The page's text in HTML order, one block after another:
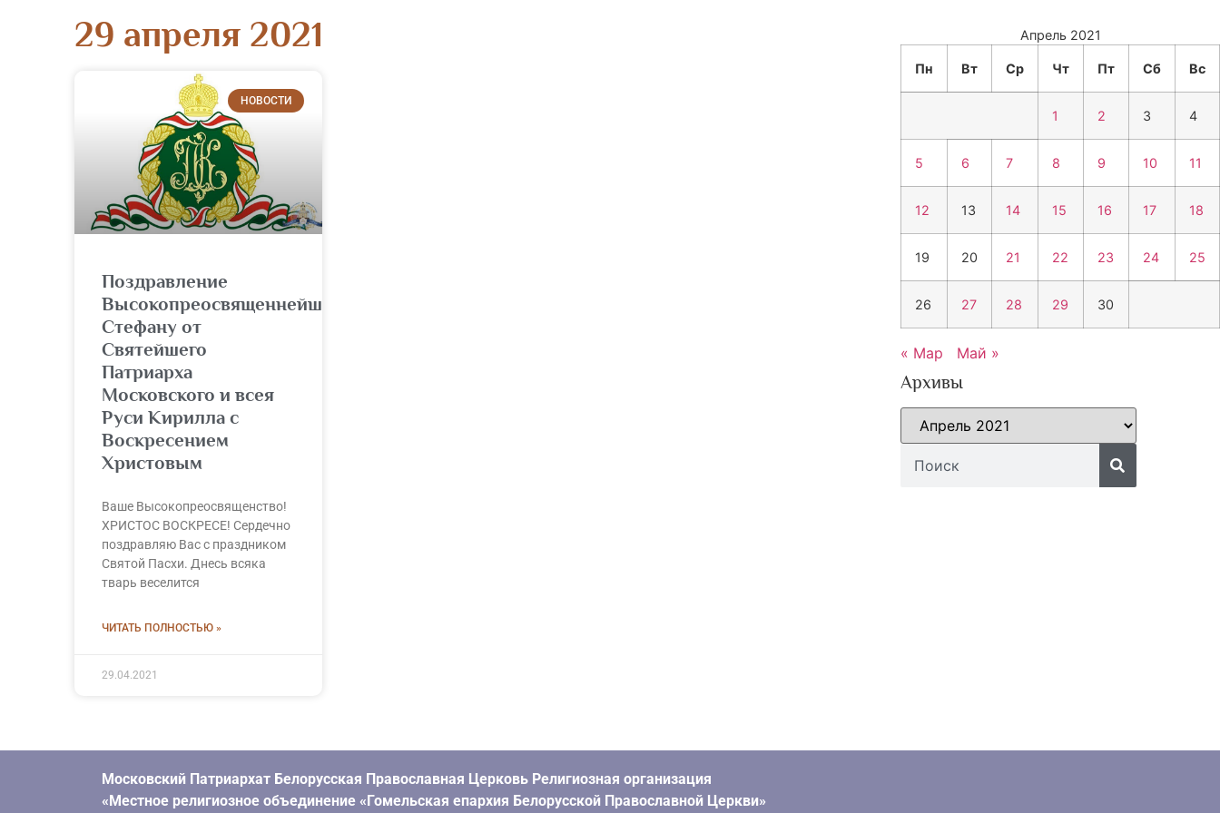
29 апреля 2021
НОВОСТИ
Поздравление
Высокопреосвященнейшему
Стефану от
Святейшего
Патриарха
Московского и всея
Руси Кирилла с
Воскресением
Христовым
Ваше Высокопреосвященство!
ХРИСТОС ВОСКРЕСЕ! Сердечно
поздравляю Вас с праздником
Святой Пасхи. Днесь всяка
тварь веселится
ЧИТАТЬ ПОЛНОСТЬЮ »
29.04.2021
Апрель 2021
Пн Вт Ср Чт Пт Сб Вс
1 2 3 4
5 6 7 8 9 10 11
12 13 14 15 16 17 18
19 20 21 22 23 24 25
26 27 28 29 30
« Мар Май »
Архивы
Московский Патриархат Белорусская Православная Церковь Религиозная организация
«Местное религиозное объединение «Гомельская епархия Белорусской Православной Церкви»